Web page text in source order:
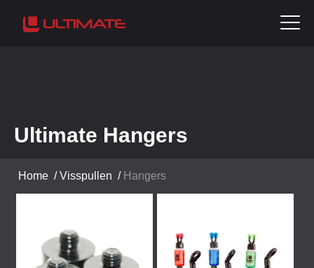
Ultimate Hangers
Home /Visspullen / Hangers